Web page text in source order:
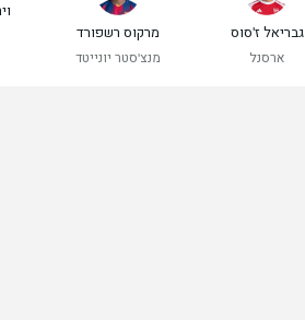
גבריאל ז'סוס
ארסנל
מרקוס רשפורד
מנצ'סטר יונייטד